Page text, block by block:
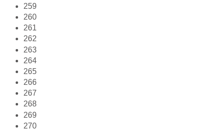
259
260
261
262
263
264
265
266
267
268
269
270